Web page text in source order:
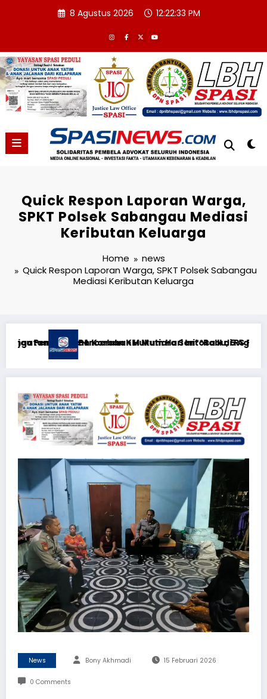
8 Agustus 2026 12:22:34 PM
Quick Respon Laporan Warga,
SPKT Polsek Sabangau Mediasi
Keributan Keluarga
Home
news
Quick Respon Laporan Warga, SPKT Polsek Sabangau
Mediasi Keributan Keluarga
di RS PHC Surabaya
5 Agustus 2026**KEWAJIBAN MEMBERI NAFKAH PASCA-
RTP açıqlığı: Mostbet real oyun
News Bony Akhmadi 15 Februari 2026
0 Comments